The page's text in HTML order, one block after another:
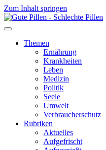
Zum Inhalt springen
Themen
Ernährung
Krankheiten
Leben
Medizin
Politik
Seele
Umwelt
Verbraucherschutz
Rubriken
Aktuelles
Aufgefrischt